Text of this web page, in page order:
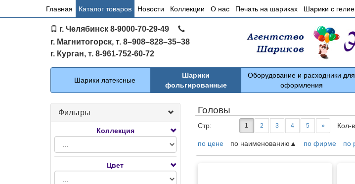
Основное
Главная Каталог товаров Новости Коллекции О нас Печать на шариках Шарики с
г. Челябинск 8-9000-70-29-49
г. Магнитогорск, т. 8–908–828–35–38
г. Курган, т. 8-961-752-60-72
Каталог
Шарики латексные
Шарики
фольгированные
Оборудование и расходники для
оформления
Фильтры
Коллекция
Цвет
Головы
Стр: 1 2 3 4 5 » Кол-
по цене по наименованию по фирме по